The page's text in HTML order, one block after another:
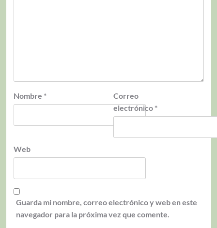
Nombre *
Correo
electrónico *
Web
Guarda mi nombre, correo electrónico y web en este
navegador para la próxima vez que comente.